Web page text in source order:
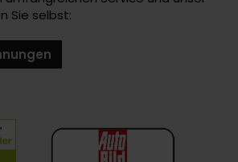
Sie selbst: